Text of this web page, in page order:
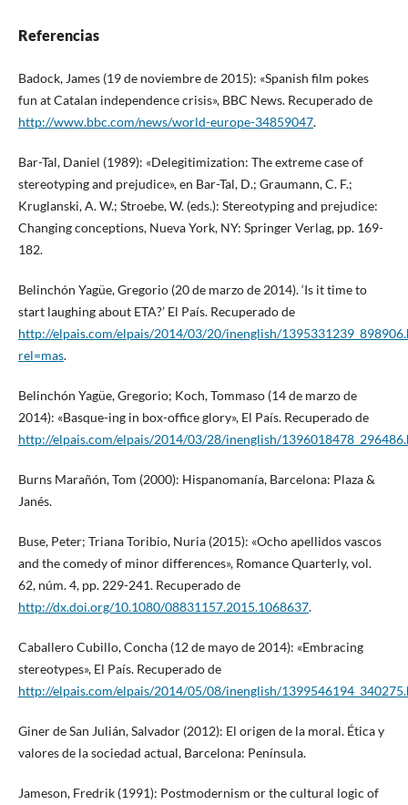
Referencias
Badock, James (19 de noviembre de 2015): «Spanish film pokes
fun at Catalan independence crisis», BBC News. Recuperado de
http://www.bbc.com/news/world-europe-34859047.
Bar-Tal, Daniel (1989): «Delegitimization: The extreme case of
stereotyping and prejudice», en Bar-Tal, D.; Graumann, C. F.;
Kruglanski, A. W.; Stroebe, W. (eds.): Stereotyping and prejudice:
Changing conceptions, Nueva York, NY: Springer Verlag, pp. 169-
182.
Belinchón Yagüe, Gregorio (20 de marzo de 2014). ‘Is it time to
start laughing about ETA?’ El País. Recuperado de
http://elpais.com/elpais/2014/03/20/inenglish/
rel=mas.
Belinchón Yagüe, Gregorio; Koch, Tommaso (14 de marzo de
2014): «Basque-ing in box-office glory», El País. Recuperado de
http://elpais.com/elpais/2014/03/28/inenglish/
Burns Marañón, Tom (2000): Hispanomanía, Barcelona: Plaza &
Janés.
Buse, Peter; Triana Toribio, Nuria (2015): «Ocho apellidos vascos
and the comedy of minor differences», Romance Quarterly, vol.
62, núm. 4, pp. 229-241. Recuperado de
http://dx.doi.org/10.1080/08831157.2015.1068637.
Caballero Cubillo, Concha (12 de mayo de 2014): «Embracing
stereotypes», El País. Recuperado de
http://elpais.com/elpais/2014/05/08/inenglish/
Giner de San Julián, Salvador (2012): El origen de la moral. Ética y
valores de la sociedad actual, Barcelona: Península.
Jameson, Fredrik (1991): Postmodernism or the cultural logic of